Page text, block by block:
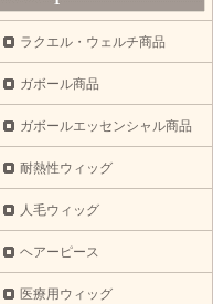
ラクエル・ウェルチ商品
ガボール商品
ガボールエッセンシャル商品
耐熱性ウィッグ
人毛ウィッグ
ヘアーピース
医療用ウィッグ